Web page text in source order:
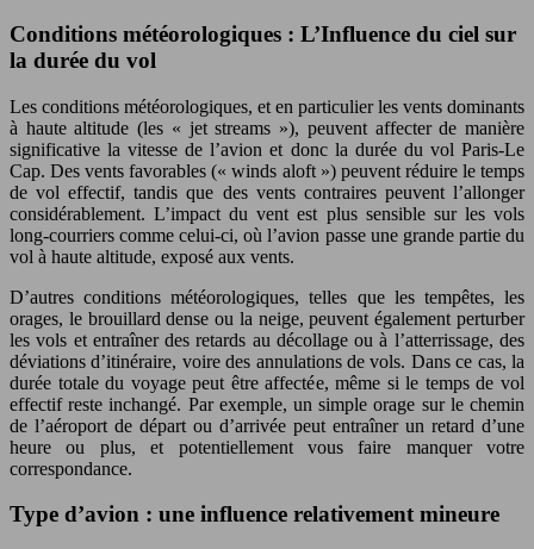
Conditions météorologiques : L’Influence du ciel sur
la durée du vol
Les conditions météorologiques, et en particulier les vents dominants
à haute altitude (les « jet streams »), peuvent affecter de manière
significative la vitesse de l’avion et donc la durée du vol Paris-Le
Cap. Des vents favorables (« winds aloft ») peuvent réduire le temps
de vol effectif, tandis que des vents contraires peuvent l’allonger
considérablement. L’impact du vent est plus sensible sur les vols
long-courriers comme celui-ci, où l’avion passe une grande partie du
vol à haute altitude, exposé aux vents.
D’autres conditions météorologiques, telles que les tempêtes, les
orages, le brouillard dense ou la neige, peuvent également perturber
les vols et entraîner des retards au décollage ou à l’atterrissage, des
déviations d’itinéraire, voire des annulations de vols. Dans ce cas, la
durée totale du voyage peut être affectée, même si le temps de vol
effectif reste inchangé. Par exemple, un simple orage sur le chemin
de l’aéroport de départ ou d’arrivée peut entraîner un retard d’une
heure ou plus, et potentiellement vous faire manquer votre
correspondance.
Type d’avion : une influence relativement mineure